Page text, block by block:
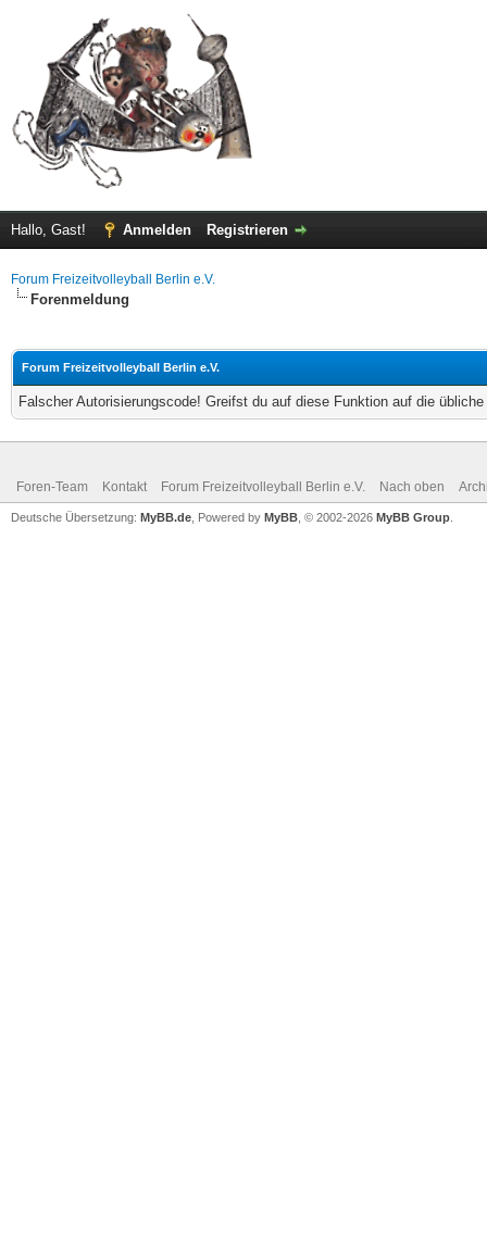
Hallo, Gast! Anmelden Registrieren
Forum Freizeitvolleyball Berlin e.V.
Forenmeldung
Forum Freizeitvolleyball Berlin e.V.
Falscher Autorisierungscode! Greifst du auf diese Funktion auf die
Foren-Team Kontakt Forum Freizeitvolleyball Berlin e.V. Nach oben
Deutsche Übersetzung: MyBB.de , Powered by MyBB , © 2002-2026 MyBB Group